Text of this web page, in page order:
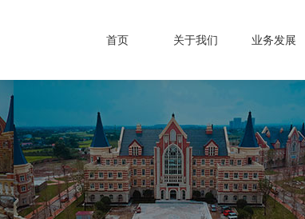
首页 关于我们 业务发展